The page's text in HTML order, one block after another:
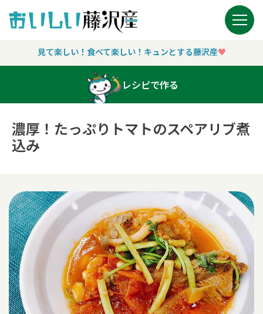
Main Navigation
見て楽しい！食べて楽しい！キュンとする藤沢産♥︎
レシピで作る
濃厚！たっぷりトマトのスペアリブ煮
込み